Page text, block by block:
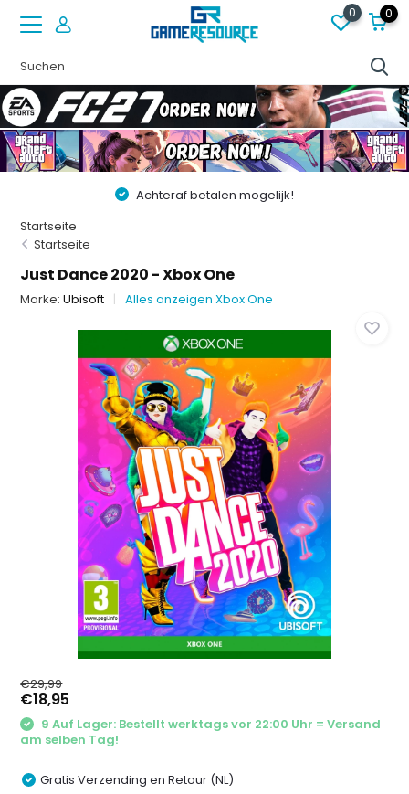
0 0
Achteraf betalen mogelijk!
Startseite
Startseite
Just Dance 2020 - Xbox One
Marke:Ubisoft Alles anzeigen Xbox One
€29,99
€18,95
9 Auf Lager: Bestellt werktags vor 22:00 Uhr = Versand
am selben Tag!
Gratis Verzending en Retour (NL)